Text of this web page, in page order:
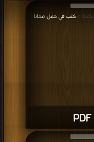
كتب في حمل مجانا